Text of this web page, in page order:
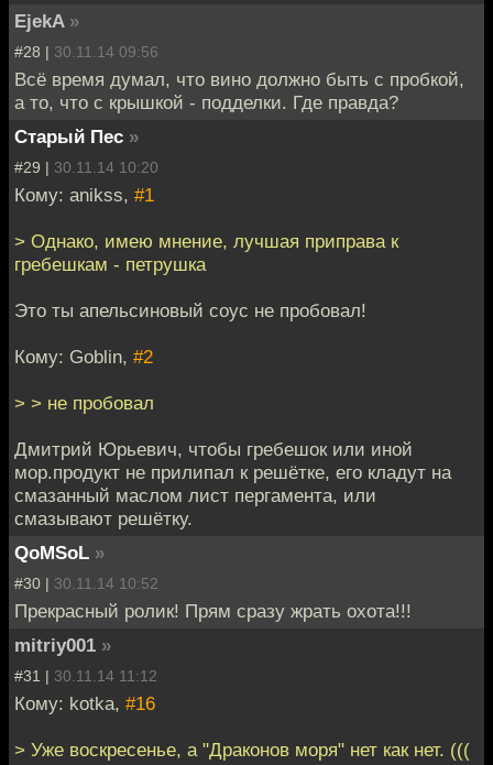
EjekA »
#28 | 30.11.14 09:56
Всё время думал, что вино должно быть с пробкой,
а то, что с крышкой - подделки. Где правда?
Старый Пес »
#29 | 30.11.14 10:20
Кому: anikss, #1
> Однако, имею мнение, лучшая приправа к
гребешкам - петрушка
Это ты апельсиновый соус не пробовал!
Кому: Goblin, #2
> > не пробовал
Дмитрий Юрьевич, чтобы гребешок или иной
мор.продукт не прилипал к решётке, его кладут на
смазанный маслом лист пергамента, или
смазывают решётку.
QoMSoL »
#30 | 30.11.14 10:52
Прекрасный ролик! Прям сразу жрать охота!!!
mitriy001 »
#31 | 30.11.14 11:12
Кому: kotka, #16
> Уже воскресенье, а "Драконов моря" нет как нет. (((